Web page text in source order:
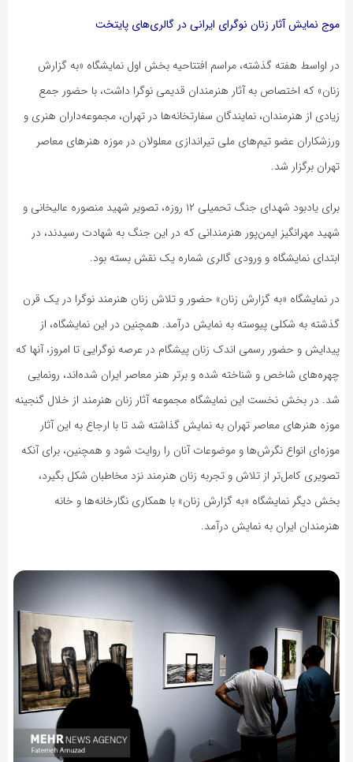
موج نمایش آثار زنان نوگرای ایرانی در گالری‌های پایتخت
در اواسط هفته گذشته، مراسم افتتاحیه بخش اول نمایشگاه «به گزارش
زنان» که اختصاص به آثار هنرمندان قدیمی نوگرا داشت، با حضور جمع
زیادی از هنرمندان، نمایندگان سفارتخانه‌ها در تهران، مجموعه‌داران هنری و
ورزشکاران عضو تیم‌های ملی تیراندازی معلولان در موزه هنرهای معاصر
تهران برگزار شد.
برای یادبود شهدای جنگ تحمیلی ۱۲ روزه، تصویر شهید منصوره عالیخانی و
شهید مهرانگیز ایمن‌پور هنرمندانی که در این جنگ به شهادت رسیدند، در
ابتدای نمایشگاه و ورودی گالری شماره یک نقش بسته بود.
در نمایشگاه «به گزارش زنان» حضور و تلاش زنان هنرمند نوگرا در یک قرن
گذشته به شکلی پیوسته به نمایش درآمد. همچنین در این نمایشگاه، از
پیدایش و حضور رسمی اندک زنان پیشگام در عرصه نوگرایی تا امروز، آنها که
چهره‌های شاخص و شناخته شده و برتر هنر معاصر ایران شده‌اند، رونمایی
شد. در بخش نخست این نمایشگاه مجموعه آثار زنان هنرمند از خلال گنجینه
موزه هنرهای معاصر تهران به نمایش گذاشته شد تا با ارجاع به این آثار
موزه‌ای انواع نگرش‌ها و موضوعات آنان را روایت شود و همچنین، برای آنکه
تصویری کامل‌تر از تلاش و تجربه زنان هنرمند نزد مخاطبان شکل بگیرد،
بخش دیگر نمایشگاه «به گزارش زنان» با همکاری نگارخانه‌ها و خانه
هنرمندان ایران به نمایش درآمد.